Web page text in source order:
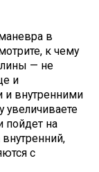
в
к чему
— не
и
внутренними
увеличиваете
пойдет на
с